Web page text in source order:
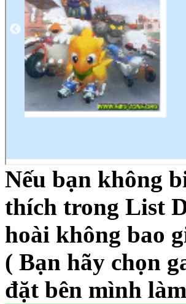
Nếu bạn không
thích trong List
hoài không bao
( Bạn hãy chọn
đặt bên mình